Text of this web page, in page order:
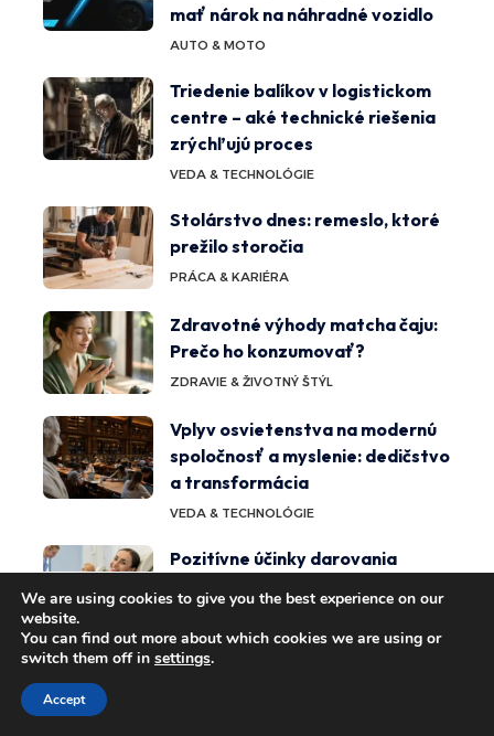
mať nárok na náhradné vozidlo
AUTO & MOTO
Triedenie balíkov v logistickom
centre – aké technické riešenia
zrýchľujú proces
VEDA & TECHNOLÓGIE
Stolárstvo dnes: remeslo, ktoré
prežilo storočia
PRÁCA & KARIÉRA
Zdravotné výhody matcha čaju:
Prečo ho konzumovať?
ZDRAVIE & ŽIVOTNÝ ŠTÝL
Vplyv osvietenstva na modernú
spoločnosť a myslenie: dedičstvo
a transformácia
VEDA & TECHNOLÓGIE
Pozitívne účinky darovania
a pomáha iným?
ZDRAVIE & ŽIVOTNÝ ŠTÝL
We are using cookies to give you the best experience on our
website.
You can find out more about which cookies we are using or
switch them off in settings.
Accept